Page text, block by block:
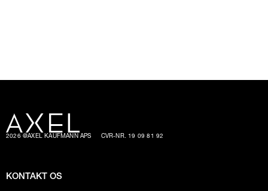
2026 @AXEL KAUFMANN APS CVR-NR. 19 09 81 92
KONTAKT OS